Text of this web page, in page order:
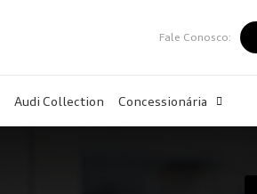
Fale Conosco:
Audi Collection Concessionária